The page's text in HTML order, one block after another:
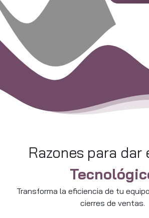
Razones para dar
Transforma la eficiencia de tu
cierres de ventas.